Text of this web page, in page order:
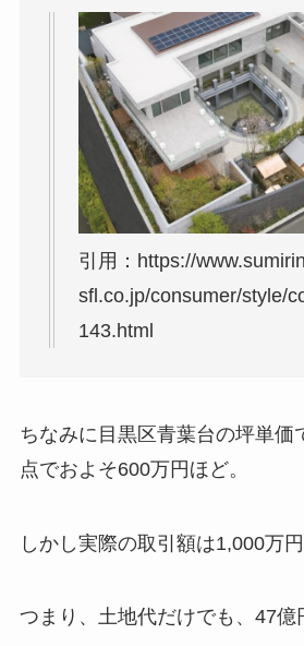
引用：https://
sfl.co.jp/consumer/style/
143.html
ちなみに目黒区青葉台の坪単価
点でおよそ600万円ほど。
しかし実際の取引額は1,000万
つまり、土地代だけでも、47億